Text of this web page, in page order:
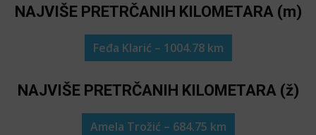
NAJVIŠE PRETRČANIH KILOMETARA (m)
Feđa Klarić – 1004.78 km
NAJVIŠE PRETRČANIH KILOMETARA (ž)
Amela Trožić – 684.75 km